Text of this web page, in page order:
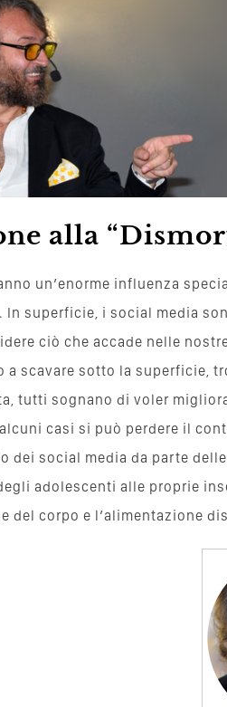
alla
un’enorme influenza
In superficie, i social media
ciò che accade nelle
a scavare sotto la superficie,
tutti sognano di voler
casi si può perdere il
dei social media da parte
adolescenti alle proprie
del corpo e l’alimentazione